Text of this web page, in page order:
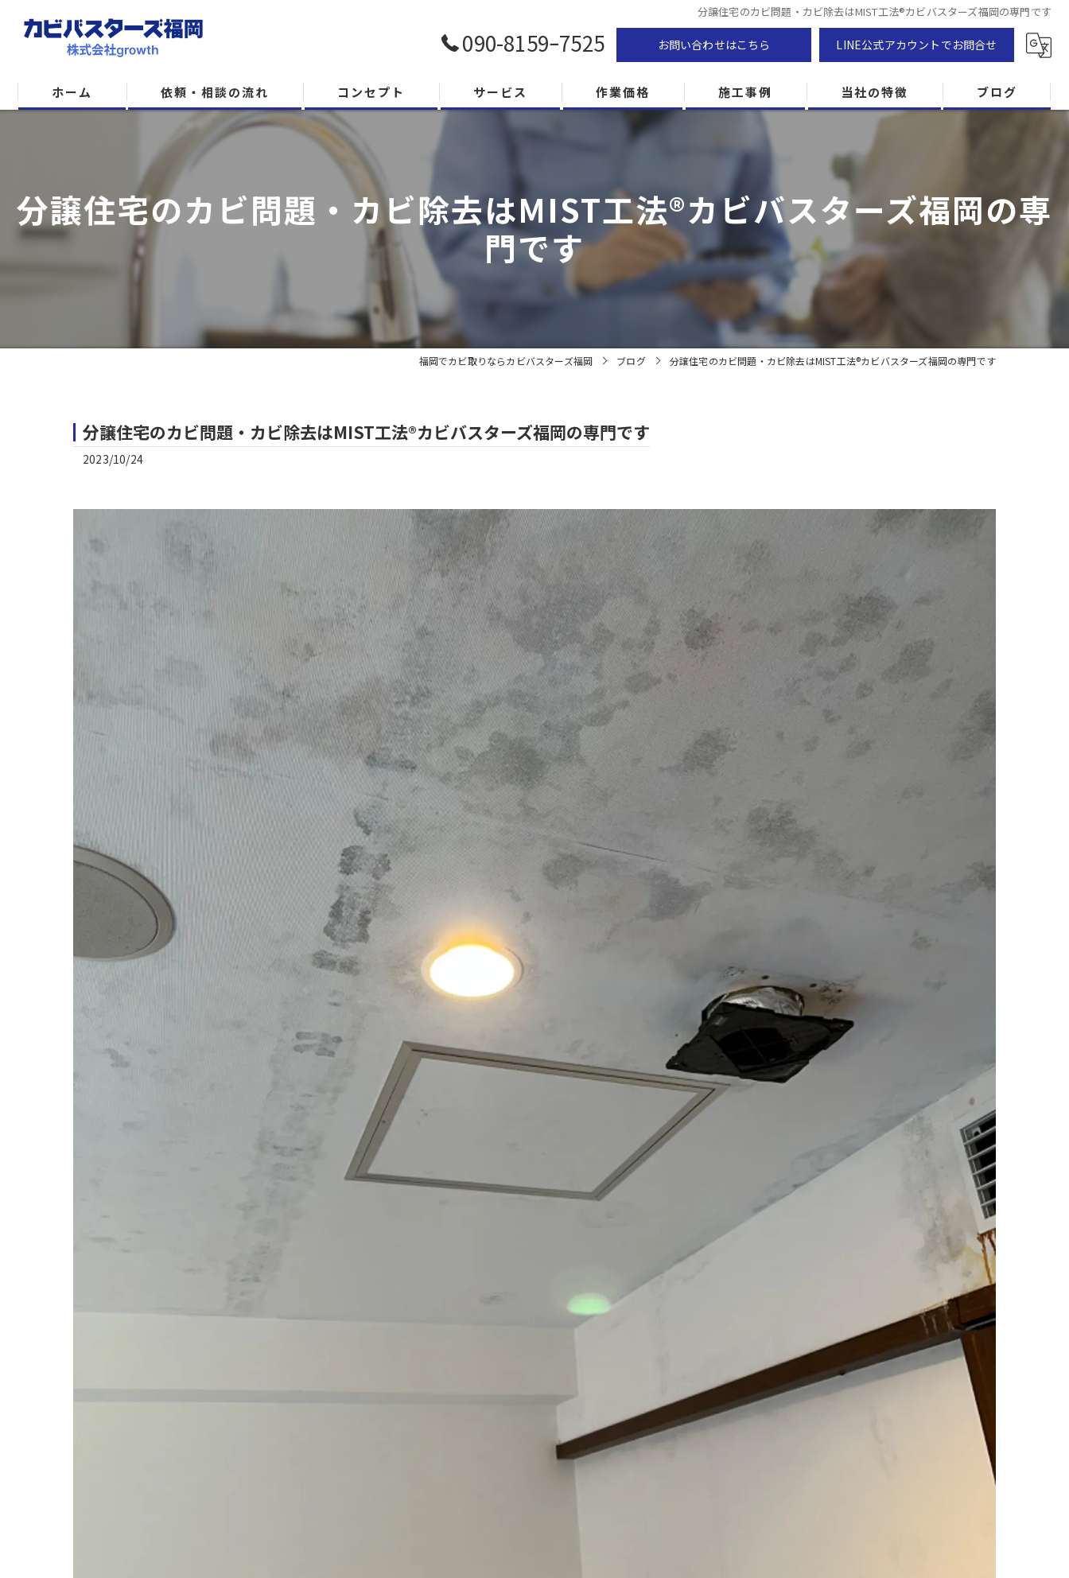
分譲住宅のカビ問題・カビ除去はMIST工法®カビバスターズ福岡の専門です
090-8159ｰ7525 お問い合わせはこちら LINE公式アカウントでお問合せ
ホーム 依頼・相談の流れ コンセプト サービス 作業価格 施工事例 当社の特徴
防カビ
カビ専門
ZEH住宅
カビ検査
ブログ
分譲住宅のカビ問題・カビ除去はMIST工法®カビバスターズ福岡の専
門です
福岡でカビ取りならカビバスターズ福岡 ブログ 分譲住宅のカビ問題・カビ除去はMIST工法®カビバスターズ福岡の専門です
分譲住宅のカビ問題・カビ除去はMIST工法®カビバスターズ福岡の専門です
2023/10/24